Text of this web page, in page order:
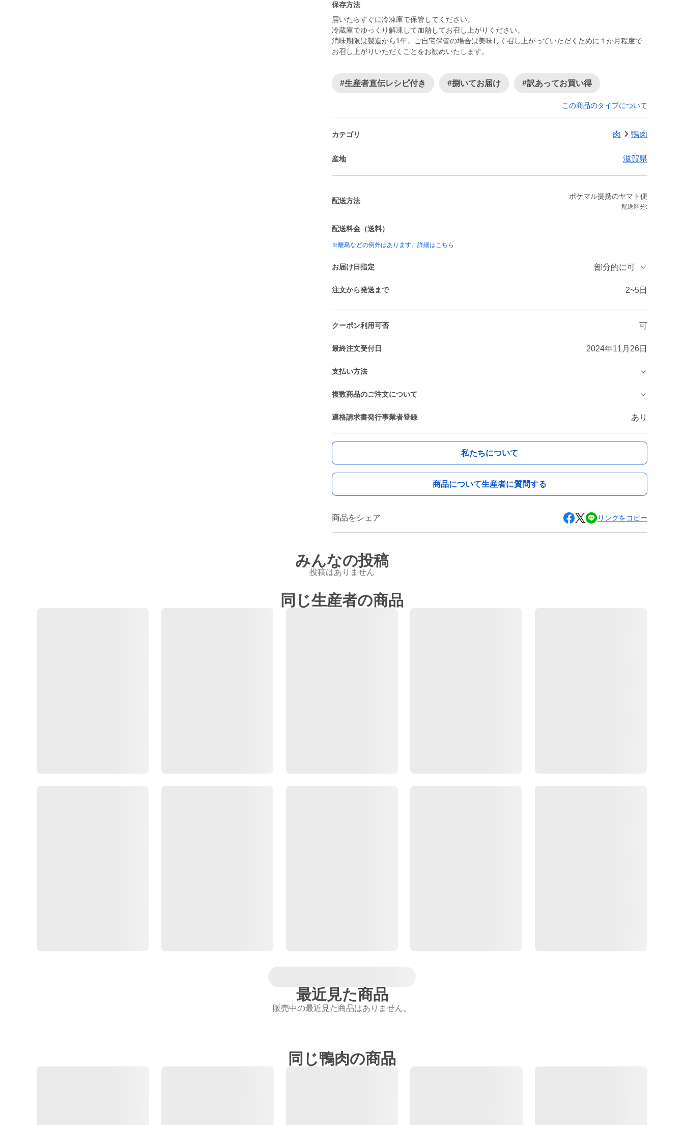
保存方法
届いたらすぐに冷凍庫で保管してください。
冷蔵庫でゆっくり解凍して加熱してお召し上がりください。
消味期限は製造から1年。ご自宅保管の場合は美味しく召し上がっていただくために１か月程度で
お召し上がりいただくことをお勧めいたします。
#生産者直伝レシピ付き #捌いてお届け #訳あってお買い得
この商品のタイプについて
カテゴリ 肉 鴨肉
産地 滋賀県
配送方法
ポケマル提携のヤマト便
配送区分:
配送料金（送料）
※離島などの例外はあります。詳細はこちら
お届け日指定 部分的に可
注文から発送まで 2~5日
クーポン利用可否 可
最終注文受付日 2024年11月26日
支払い方法
複数商品のご注文について
適格請求書発行事業者登録 あり
私たちについて
商品について生産者に質問する
商品をシェア リンクをコピー
みんなの投稿
投稿はありません
同じ生産者の商品
最近見た商品
販売中の最近見た商品はありません。
同じ鴨肉の商品